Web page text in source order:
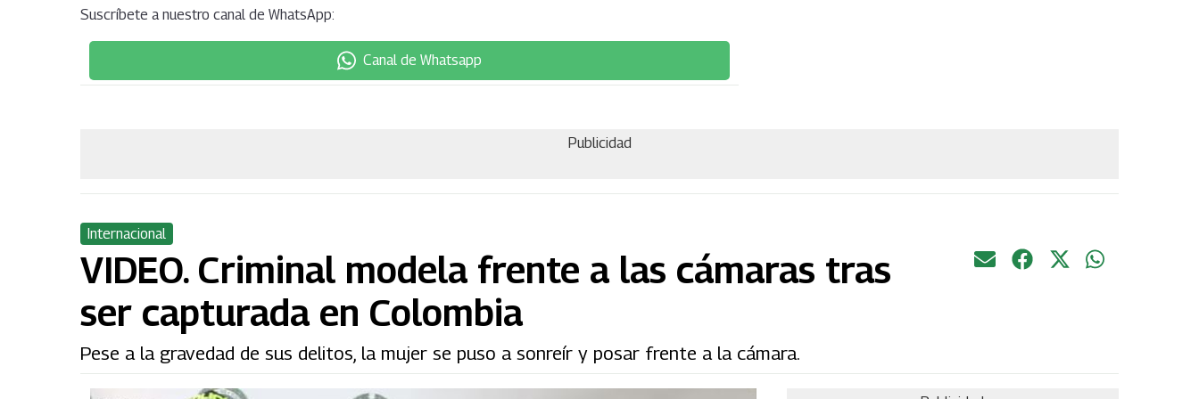
Suscríbete a nuestro canal de WhatsApp:
Canal de Whatsapp
Publicidad
Internacional
VIDEO. Criminal modela frente a las cámaras tras
ser capturada en Colombia
Pese a la gravedad de sus delitos, la mujer se puso a sonreír y posar frente a la cámara.